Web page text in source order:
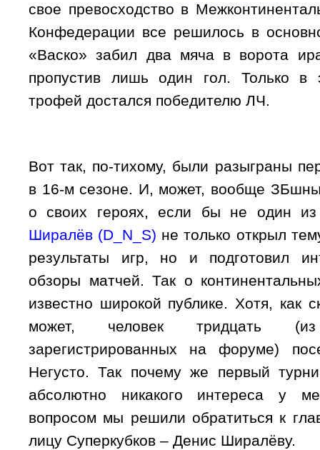
свое превосходство в
Конфедерации все решилось в
«Васко» забил два мяча в ворота
пропустив лишь один гол. Только в
трофей достался победителю ЛЧ.
Вот так, по-тихому, были разыграны
в 16-м сезоне. И, может, вообще
о своих героях, если бы не один
Ширалёв (D_N_S) не только открыл
результаты игр, но и подготовил
обзоры матчей. Так о
известно широкой публике. Хотя, как
может, человек тридцать
зарегистрированных на форуме)
Негусто. Так почему же первый
абсолютно никакого интереса у
вопросом мы решили обратиться к
лицу Суперкубков – Денис Ширалёву.